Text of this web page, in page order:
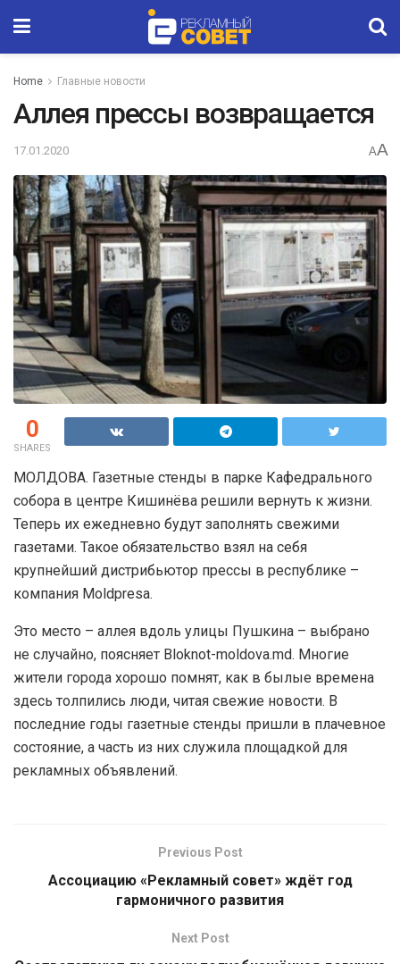
Home Главные новости
Аллея прессы возвращается
17.01.2020 AA
0
SHARES
МОЛДОВА. Газетные стенды в парке Кафедрального
собора в центре Кишинёва решили вернуть к жизни.
Теперь их ежедневно будут заполнять свежими
газетами. Такое обязательство взял на себя
крупнейший дистрибьютор прессы в республике –
компания Moldpresa.
Это место – аллея вдоль улицы Пушкина – выбрано
не случайно, поясняет Bloknot-moldova.md. Многие
жители города хорошо помнят, как в былые времена
здесь толпились люди, читая свежие новости. В
последние годы газетные стенды пришли в плачевное
состояние, а часть из них служила площадкой для
рекламных объявлений.
Previous Post
Ассоциацию «Рекламный совет» ждёт год
гармоничного развития
Next Post